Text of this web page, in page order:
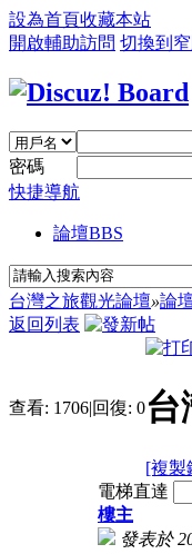
設為首頁收藏本站
開啟輔助訪問 切換到
密碼
快捷導航
論壇BBS
台灣之旅觀光論壇»論
返回列表
查看: 1706|回復: 0台
[複製
電梯直達
樓主
發表於